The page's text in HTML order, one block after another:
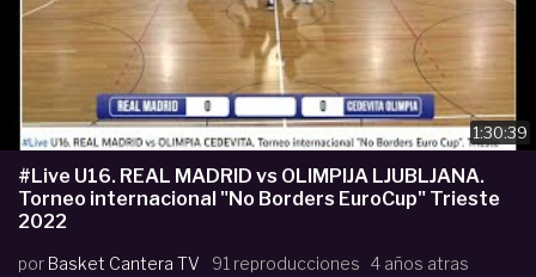
1:30:39
#Live U16. REAL MADRID vs OLIMPIJA LJUBLJANA.
Torneo internacional "No Borders EuroCup" Trieste
2022
por Basket Cantera TV 91 reproducciones 4 años atras